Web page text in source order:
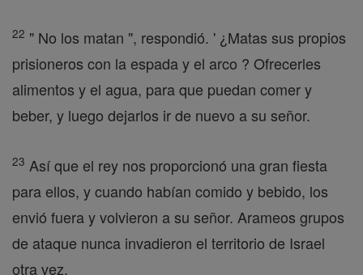
22 " No los matan ", respondió. ' ¿Matas sus propios
prisioneros con la espada y el arco ? Ofrecerles
alimentos y el agua, para que puedan comer y
beber, y luego dejarlos ir de nuevo a su señor.
23 Así que el rey nos proporcionó una gran fiesta
para ellos, y cuando habían comido y bebido, los
envió fuera y volvieron a su señor. Arameos grupos
de ataque nunca invadieron el territorio de Israel
otra vez.